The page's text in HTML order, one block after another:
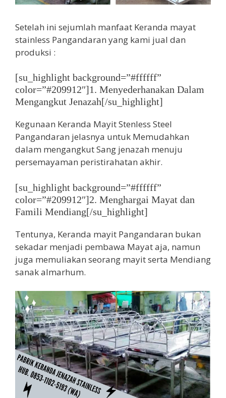
Setelah ini sejumlah manfaat Keranda mayat
stainless Pangandaran yang kami jual dan
produksi :
[su_highlight background=”#ffffff”
color=”#209912″]1. Menyederhanakan Dalam
Mengangkut Jenazah[/su_highlight]
Kegunaan Keranda Mayit Stenless Steel
Pangandaran jelasnya untuk Memudahkan
dalam mengangkut Sang jenazah menuju
persemayaman peristirahatan akhir.
[su_highlight background=”#ffffff”
color=”#209912″]2. Menghargai Mayat dan
Famili Mendiang[/su_highlight]
Tentunya, Keranda mayit Pangandaran bukan
sekadar menjadi pembawa Mayat aja, namun
juga memuliakan seorang mayit serta Mendiang
sanak almarhum.